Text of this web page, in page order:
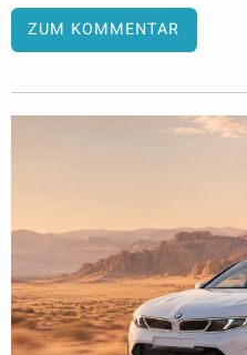
ZUM KOMMENTAR